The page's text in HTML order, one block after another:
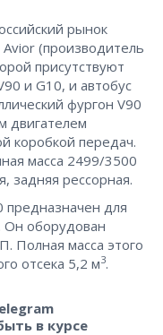
рынок
(производитель
присутствуют
и G10, и автобус
фургон V90
двигателем
коробкой передач.
масса 2499/3500
задняя рессорная.
предназначен для
Он оборудован
Полная масса этого
отсека 5,2 м3.
в курсе